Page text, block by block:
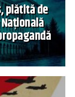
plătită de